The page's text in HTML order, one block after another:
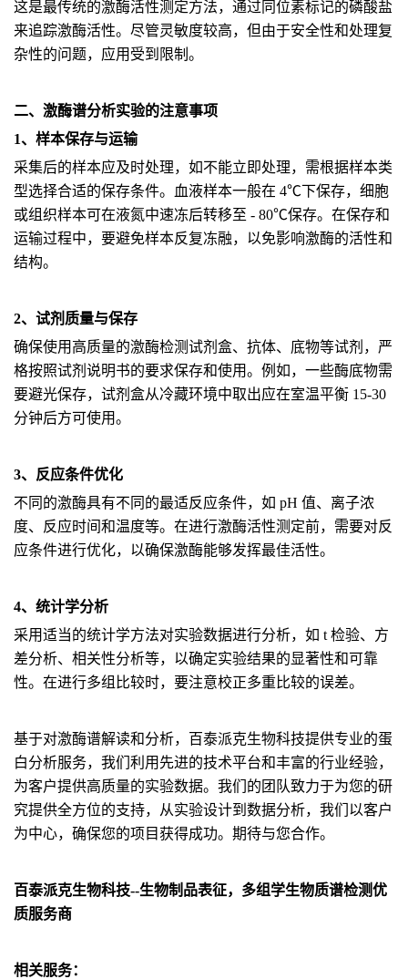
这是最传统的激酶活性测定方法，通过同位素标记的磷酸盐
来追踪激酶活性。尽管灵敏度较高，但由于安全性和处理复
杂性的问题，应用受到限制。
二、激酶谱分析实验的注意事项
1、样本保存与运输
采集后的样本应及时处理，如不能立即处理，需根据样本类
型选择合适的保存条件。血液样本一般在 4℃下保存，细胞
或组织样本可在液氮中速冻后转移至 - 80℃保存。在保存和
运输过程中，要避免样本反复冻融，以免影响激酶的活性和
结构。
2、试剂质量与保存
确保使用高质量的激酶检测试剂盒、抗体、底物等试剂，严
格按照试剂说明书的要求保存和使用。例如，一些酶底物需
要避光保存，试剂盒从冷藏环境中取出应在室温平衡 15-30
分钟后方可使用。
3、反应条件优化
不同的激酶具有不同的最适反应条件，如 pH 值、离子浓
度、反应时间和温度等。在进行激酶活性测定前，需要对反
应条件进行优化，以确保激酶能够发挥最佳活性。
4、统计学分析
采用适当的统计学方法对实验数据进行分析，如 t 检验、方
差分析、相关性分析等，以确定实验结果的显著性和可靠
性。在进行多组比较时，要注意校正多重比较的误差。
基于对激酶谱解读和分析，百泰派克生物科技提供专业的蛋
白分析服务，我们利用先进的技术平台和丰富的行业经验，
为客户提供高质量的实验数据。我们的团队致力于为您的研
究提供全方位的支持，从实验设计到数据分析，我们以客户
为中心，确保您的项目获得成功。期待与您合作。
百泰派克生物科技--生物制品表征，多组学生物质谱检测优
质服务商
相关服务：